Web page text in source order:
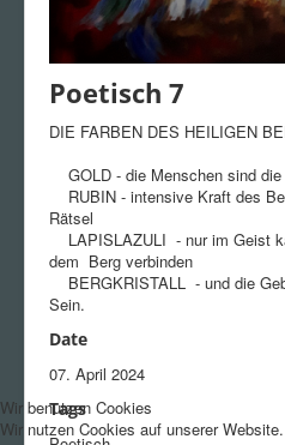
Poetisch 7
DIE FARBEN DES HEILIGEN
GOLD - die Menschen sind
RUBIN - intensive Kraft des
Rätsel
LAPISLAZULI - nur im Geist
dem Berg verbinden
BERGKRISTALL - und die
Sein.
Date
07. April 2024
Tags
Wir benutzen Cookies
Wir nutzen Cookies auf unserer